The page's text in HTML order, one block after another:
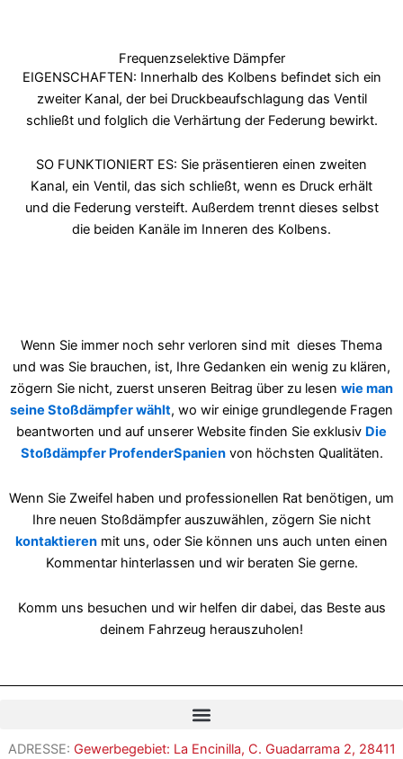
Frequenzselektive Dämpfer
EIGENSCHAFTEN: Innerhalb des Kolbens befindet sich ein
zweiter Kanal, der bei Druckbeaufschlagung das Ventil
schließt und folglich die Verhärtung der Federung bewirkt.
SO FUNKTIONIERT ES: Sie präsentieren einen zweiten
Kanal, ein Ventil, das sich schließt, wenn es Druck erhält
und die Federung versteift. Außerdem trennt dieses selbst
die beiden Kanäle im Inneren des Kolbens.
Wenn Sie immer noch sehr verloren sind mit dieses Thema
und was Sie brauchen, ist, Ihre Gedanken ein wenig zu klären,
zögern Sie nicht, zuerst unseren Beitrag über zu lesen wie man
seine Stoßdämpfer wählt, wo wir einige grundlegende Fragen
beantworten und auf unserer Website finden Sie exklusiv Die
Stoßdämpfer ProfenderSpanienvon höchsten Qualitäten.
Wenn Sie Zweifel haben und professionellen Rat benötigen, um
Ihre neuen Stoßdämpfer auszuwählen, zögern Sie nicht
kontaktieren mit uns, oder Sie können uns auch unten einen
Kommentar hinterlassen und wir beraten Sie gerne.
Komm uns besuchen und wir helfen dir dabei, das Beste aus
deinem Fahrzeug herauszuholen!
ADRESSE: Gewerbegebiet: La Encinilla, C. Guadarrama 2, 28411
French